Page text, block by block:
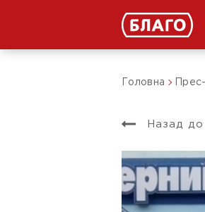
Головна
Назад до